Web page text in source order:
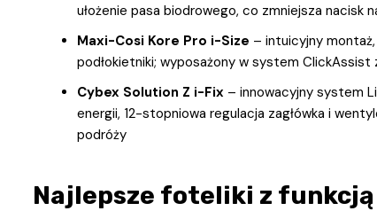
ułożenie pasa biodrowego, co zmniejsza nacisk
Maxi-Cosi Kore Pro i-Size – intuicyjny
podłokietniki; wyposażony w system
Cybex Solution Z i-Fix – innowacyjny system
energii, 12-stopniowa regulacja zagłówka i
podróży
Najlepsze foteliki z funkcją